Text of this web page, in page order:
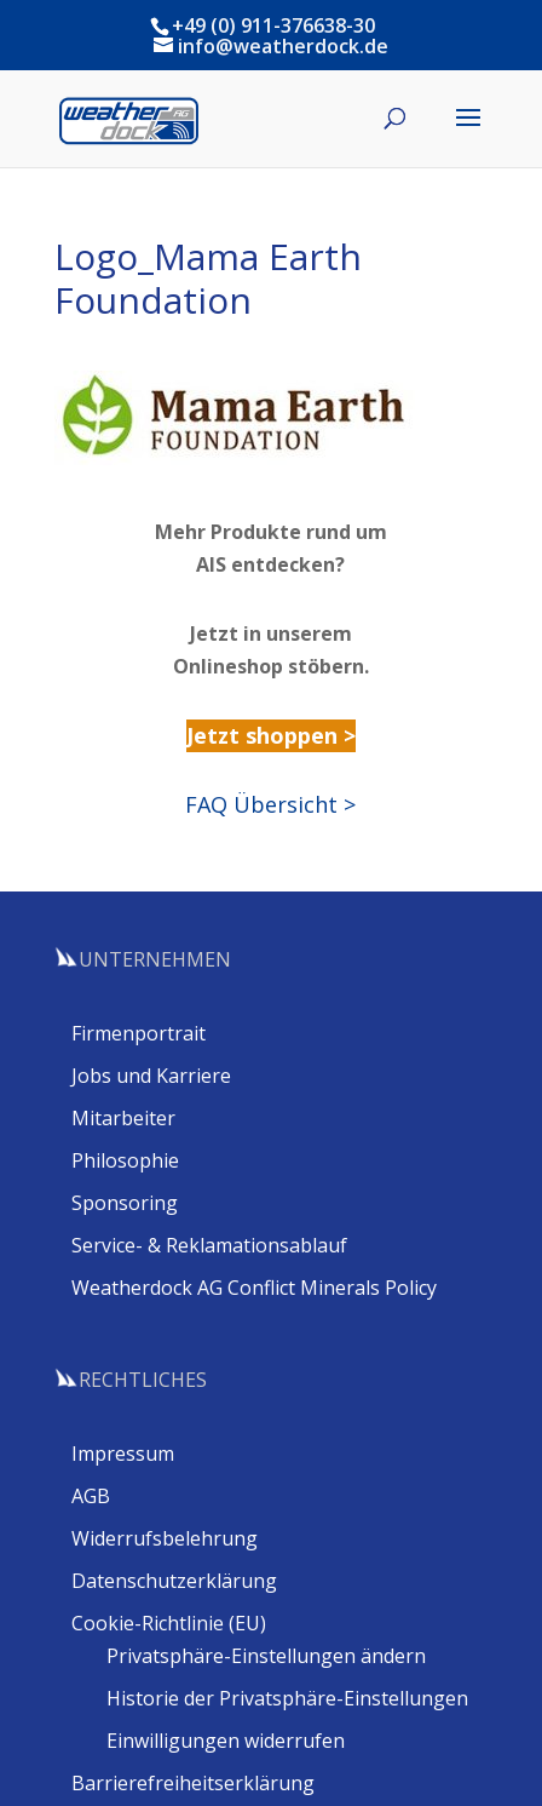
+49 (0) 911-376638-30
info@weatherdock.de
Logo_Mama Earth
Foundation
Mehr Produkte rund um
AIS entdecken?
Jetzt in unserem
Onlineshop stöbern.
Jetzt shoppen >
FAQ Übersicht >
UNTERNEHMEN
Firmenportrait
Jobs und Karriere
Mitarbeiter
Philosophie
Sponsoring
Service- & Reklamationsablauf
Weatherdock AG Conflict Minerals Policy
RECHTLICHES
Impressum
AGB
Widerrufsbelehrung
Datenschutzerklärung
Cookie-Richtlinie (EU)
Privatsphäre-Einstellungen ändern
Historie der Privatsphäre-Einstellungen
Einwilligungen widerrufen
Barrierefreiheitserklärung